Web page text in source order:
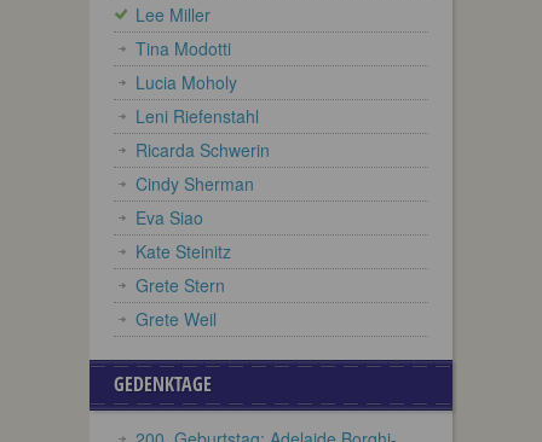
Lee Miller
Tina Modotti
Lucia Moholy
Leni Riefenstahl
Ricarda Schwerin
Cindy Sherman
Eva Siao
Kate Steinitz
Grete Stern
Grete Weil
GEDENKTAGE